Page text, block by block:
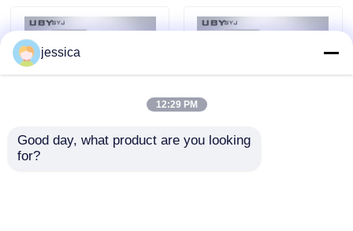
jessica
12:29 PM
Good day, what product are you looking
for?